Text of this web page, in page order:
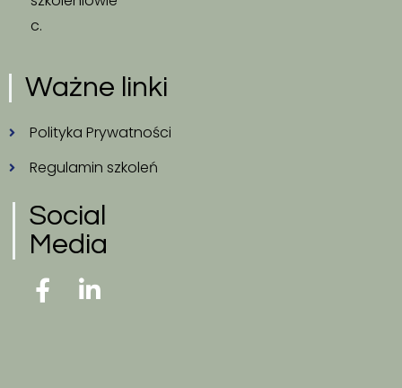
c.
Ważne linki
Polityka Prywatności
Regulamin szkoleń
Social
Media